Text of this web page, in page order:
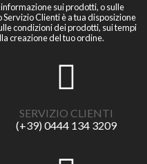
sui prodotti, o sulle
Clienti è a tua disposizione
condizioni dei prodotti, sui tempi
creazione del tuo ordine.
SERVIZIO CLIENTI
(+39) 0444 134 3209